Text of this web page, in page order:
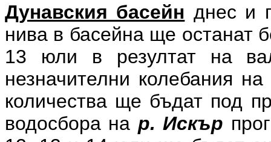
Дунавския басейн днес и
нива в басейна ще останат
13 юли в резултат на
незначителни колебания
количества ще бъдат под
водосбора на р. Искър